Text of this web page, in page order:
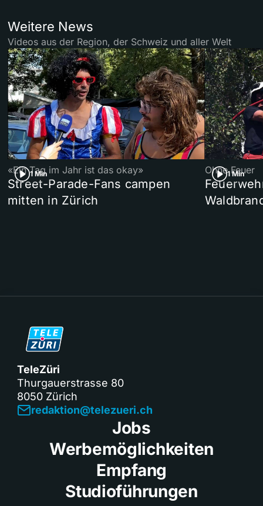
Weitere News
Videos aus der Region, der Schweiz und aller Welt
1 Min
«Ein Tag im Jahr ist das okay»
Street-Parade-Fans campen
mitten in Zürich
1 Min
Ohne Feuer
TeleZüri
Thurgauerstrasse 80
8050 Zürich
redaktion@telezueri.ch
Jobs
Werbemöglichkeiten
Empfang
Studioführungen